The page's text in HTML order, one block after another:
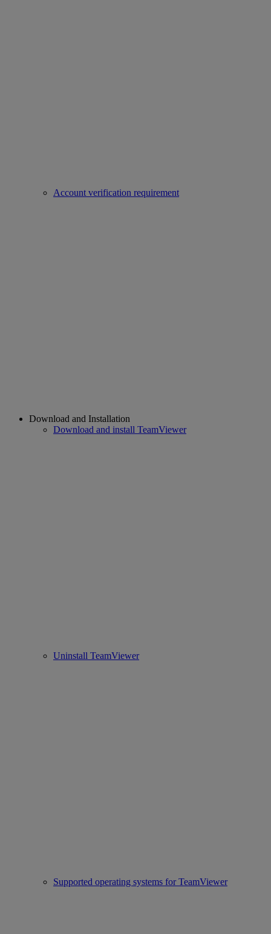
Account verification requirement
Download and Installation
Download and install TeamViewer
Uninstall TeamViewer
Supported operating systems for TeamViewer